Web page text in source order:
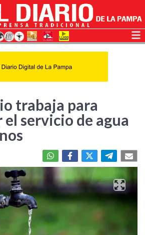
trabaja para
servicio de agua